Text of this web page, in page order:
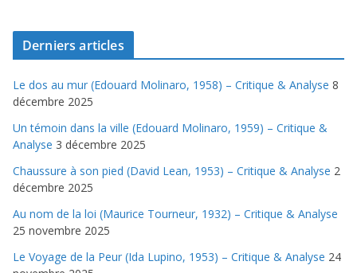
Derniers articles
Le dos au mur (Edouard Molinaro, 1958) – Critique & Analyse 8
décembre 2025
Un témoin dans la ville (Edouard Molinaro, 1959) – Critique &
Analyse 3 décembre 2025
Chaussure à son pied (David Lean, 1953) – Critique & Analyse 2
décembre 2025
Au nom de la loi (Maurice Tourneur, 1932) – Critique & Analyse
25 novembre 2025
Le Voyage de la Peur (Ida Lupino, 1953) – Critique & Analyse 24